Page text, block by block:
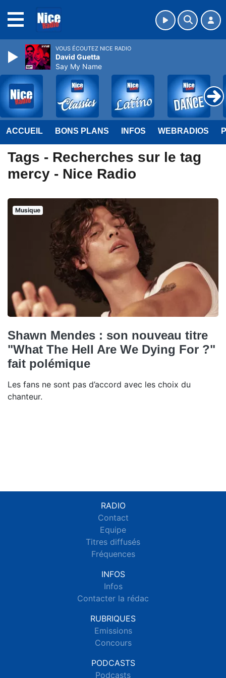
ACCUEIL BONS PLANS INFOS WEBRADIOS
Tags - Recherches sur le tag
mercy - Nice Radio
Musique
Shawn Mendes : son nouveau titre
"What The Hell Are We Dying For ?"
fait polémique
Les fans ne sont pas d’accord avec les choix du
chanteur.
RADIO
Contact
Equipe
Titres diffusés
Fréquences
INFOS
Infos
Contacter la rédac
RUBRIQUES
Emissions
Concours
PODCASTS
Podcasts
VOUS ÉCOUTEZ NICE RADIO
David Guetta
Say My Name